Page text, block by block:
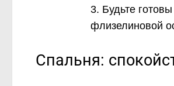
Будьте
флизелиновой
Спальня: